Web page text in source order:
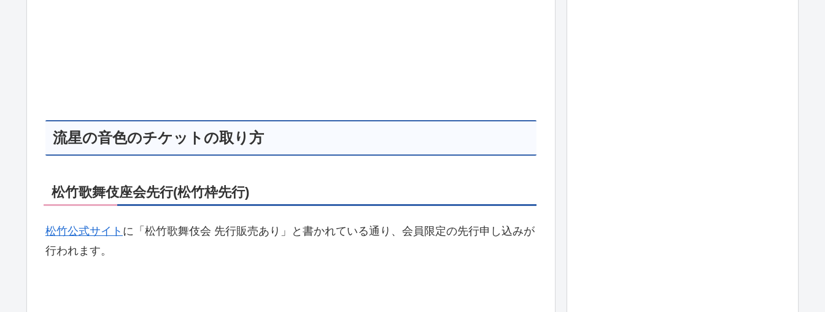
流星の音色のチケットの取り方
松竹歌舞伎座会先行(松竹枠先行)
松竹公式サイト に「松竹歌舞伎会 先行販売あり」と書かれている通り、会員限定の先行申し込みが
行われます。